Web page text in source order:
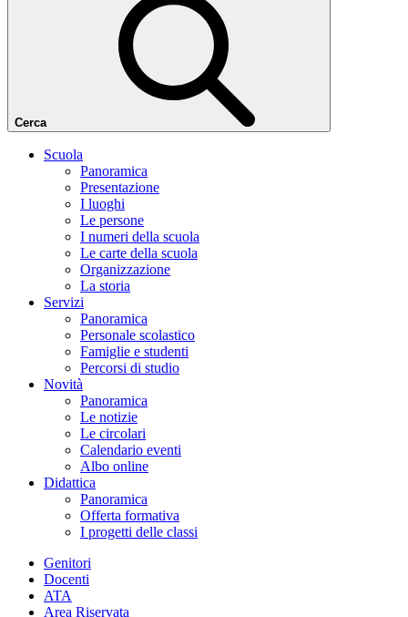
Cerca
Scuola
Panoramica
Presentazione
I luoghi
Le persone
I numeri della scuola
Le carte della scuola
Organizzazione
La storia
Servizi
Panoramica
Personale scolastico
Famiglie e studenti
Percorsi di studio
Novità
Panoramica
Le notizie
Le circolari
Calendario eventi
Albo online
Didattica
Panoramica
Offerta formativa
I progetti delle classi
Genitori
Docenti
ATA
Area Riservata